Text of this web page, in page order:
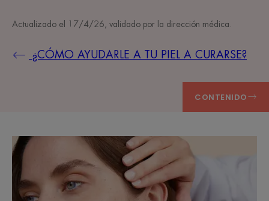
Actualizado el 17/4/26 , validado por la dirección médica
¿CÓMO AYUDARLE A TU PIEL A CURARSE?
CONTENIDO